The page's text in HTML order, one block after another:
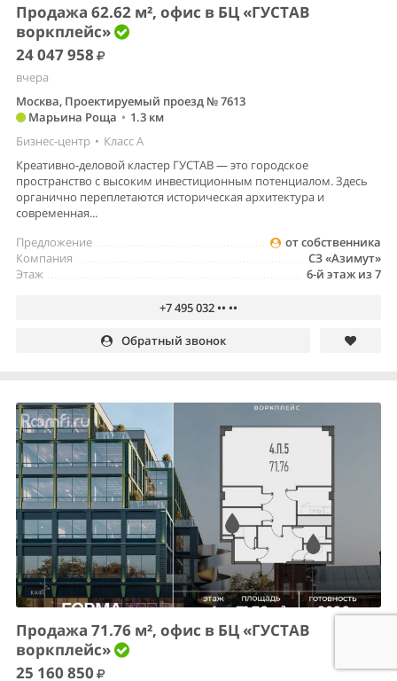
Продажа 62.62 м², офис в БЦ «ГУСТАВ
воркплейс»
24 047 958
вчера
Москва, Проектируемый проезд № 7613
Марьина Роща • 1.3 км
Бизнес-центр • Класс A
Креативно-деловой кластер ГУСТАВ — это городское
пространство с высоким инвестиционным потенциалом. Здесь
органично переплетаются историческая архитектура и
современная...
от собственника
Предложение
СЗ «Азимут»
Компания
6-й этаж из 7
Этаж
+7 495 032 •• ••
Обратный звонок
Продажа 71.76 м², офис в БЦ «ГУСТАВ
воркплейс»
25 160 850